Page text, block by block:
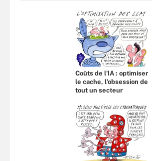
Coûts de l'IA : optimiser
le cache, l’obsession de
tout un secteur